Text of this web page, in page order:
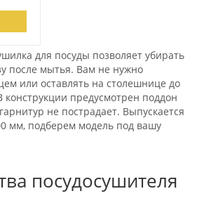
для посуды позволяет убирать
после мытья. Вам не нужно
или оставлять на столешнице до
предусмотрен поддон
не пострадает. Выпускается
мм, подберем модель под вашу
посудосушителя